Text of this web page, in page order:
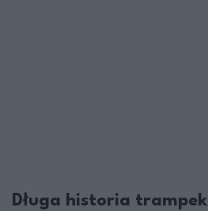
Długa historia trampek